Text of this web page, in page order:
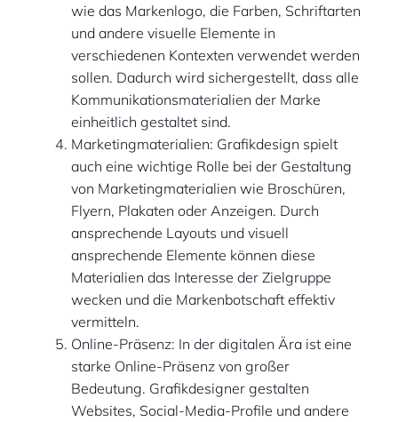
wie das Markenlogo, die Farben, Schriftarten
und andere visuelle Elemente in
verschiedenen Kontexten verwendet werden
sollen. Dadurch wird sichergestellt, dass alle
Kommunikationsmaterialien der Marke
einheitlich gestaltet sind.
Marketingmaterialien: Grafikdesign spielt
auch eine wichtige Rolle bei der Gestaltung
von Marketingmaterialien wie Broschüren,
Flyern, Plakaten oder Anzeigen. Durch
ansprechende Layouts und visuell
ansprechende Elemente können diese
Materialien das Interesse der Zielgruppe
wecken und die Markenbotschaft effektiv
vermitteln.
Online-Präsenz: In der digitalen Ära ist eine
starke Online-Präsenz von großer
Bedeutung. Grafikdesigner gestalten
Websites, Social-Media-Profile und andere